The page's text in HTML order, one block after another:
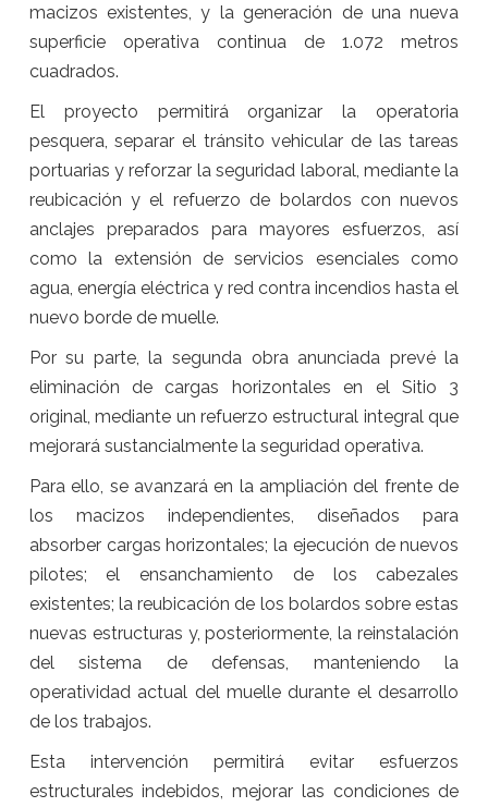
macizos existentes, y la generación de una nueva
superficie operativa continua de 1.072 metros
cuadrados.
El proyecto permitirá organizar la operatoria
pesquera, separar el tránsito vehicular de las tareas
portuarias y reforzar la seguridad laboral, mediante la
reubicación y el refuerzo de bolardos con nuevos
anclajes preparados para mayores esfuerzos, así
como la extensión de servicios esenciales como
agua, energía eléctrica y red contra incendios hasta el
nuevo borde de muelle.
Por su parte, la segunda obra anunciada prevé la
eliminación de cargas horizontales en el Sitio 3
original, mediante un refuerzo estructural integral que
mejorará sustancialmente la seguridad operativa.
Para ello, se avanzará en la ampliación del frente de
los macizos independientes, diseñados para
absorber cargas horizontales; la ejecución de nuevos
pilotes; el ensanchamiento de los cabezales
existentes; la reubicación de los bolardos sobre estas
nuevas estructuras y, posteriormente, la reinstalación
del sistema de defensas, manteniendo la
operatividad actual del muelle durante el desarrollo
de los trabajos.
Esta intervención permitirá evitar esfuerzos
estructurales indebidos, mejorar las condiciones de